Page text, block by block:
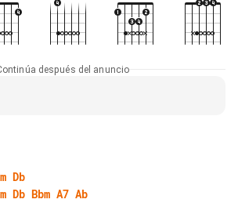
después del anuncio
Db
Db Bbm A7 Ab